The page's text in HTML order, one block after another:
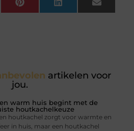
Pinterest LinkedIn Email
artikelen voor
jou.
warm huis begint met de
houtkachelkeuze
houtkachel zorgt voor warmte en
in huis, maar een houtkachel